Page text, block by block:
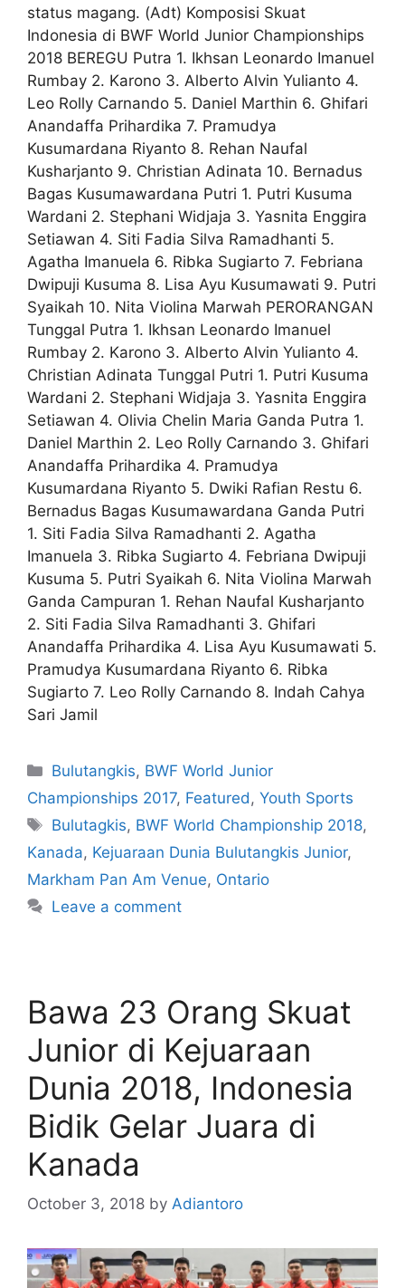
status magang. (Adt) Komposisi Skuat
Indonesia di BWF World Junior Championships
2018 BEREGU Putra 1. Ikhsan Leonardo Imanuel
Rumbay 2. Karono 3. Alberto Alvin Yulianto 4.
Leo Rolly Carnando 5. Daniel Marthin 6. Ghifari
Anandaffa Prihardika 7. Pramudya
Kusumardana Riyanto 8. Rehan Naufal
Kusharjanto 9. Christian Adinata 10. Bernadus
Bagas Kusumawardana Putri 1. Putri Kusuma
Wardani 2. Stephani Widjaja 3. Yasnita Enggira
Setiawan 4. Siti Fadia Silva Ramadhanti 5.
Agatha Imanuela 6. Ribka Sugiarto 7. Febriana
Dwipuji Kusuma 8. Lisa Ayu Kusumawati 9. Putri
Syaikah 10. Nita Violina Marwah PERORANGAN
Tunggal Putra 1. Ikhsan Leonardo Imanuel
Rumbay 2. Karono 3. Alberto Alvin Yulianto 4.
Christian Adinata Tunggal Putri 1. Putri Kusuma
Wardani 2. Stephani Widjaja 3. Yasnita Enggira
Setiawan 4. Olivia Chelin Maria Ganda Putra 1.
Daniel Marthin 2. Leo Rolly Carnando 3. Ghifari
Anandaffa Prihardika 4. Pramudya
Kusumardana Riyanto 5. Dwiki Rafian Restu 6.
Bernadus Bagas Kusumawardana Ganda Putri
1. Siti Fadia Silva Ramadhanti 2. Agatha
Imanuela 3. Ribka Sugiarto 4. Febriana Dwipuji
Kusuma 5. Putri Syaikah 6. Nita Violina Marwah
Ganda Campuran 1. Rehan Naufal Kusharjanto
2. Siti Fadia Silva Ramadhanti 3. Ghifari
Anandaffa Prihardika 4. Lisa Ayu Kusumawati 5.
Pramudya Kusumardana Riyanto 6. Ribka
Sugiarto 7. Leo Rolly Carnando 8. Indah Cahya
Sari Jamil
Bulutangkis, BWF World Junior
Championships 2017, Featured , Youth Sports
Bulutagkis, BWF World Championship 2018,
Kanada, Kejuaraan Dunia Bulutangkis Junior,
Markham Pan Am Venue, Ontario
Leave a comment
Bawa 23 Orang Skuat
Junior di Kejuaraan
Dunia 2018, Indonesia
Bidik Gelar Juara di
Kanada
October 3, 2018 by Adiantoro